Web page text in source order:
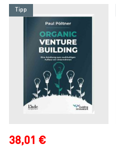
Tipp
38,01 €